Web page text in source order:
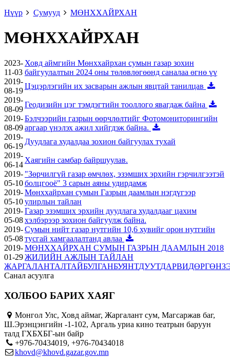
Нүүр
Сумууд МӨНХХАЙРХАН
МӨНХХАЙРХАН
2023-
11-03
Ховд аймгийн Мөнххайрхан сумын газар зохин
байгуулалтын 2024 оны төлөвлөгөөнд саналаа өгнө үү
2019-
08-19
Цэцэрлэгийн их засварын ажлын явцтай танилцав
2019-
08-09
Геодизийн цэг тэмдэгтийн тооллого явагдаж байна
2019-
08-09
Бэлчээрийн газрын өөрчлөлтийг Фотомониторингийн
аргаар үнэлэх ажил хийгдэж байна.
2019-
06-19
Дуудлага худалдаа зохион байгуулах тухай
2019-
06-14
Хаягийн самбар байршуулав.
2019-
05-10
"Зөрчилгүй газар өмчлөх, эзэмших эрхийн гэрчилгээтэй
болцгооё" 3 сарын аяны удирдамж
2019-
05-10
Мөнххайрхан сумын Газрын даамлын нэгдүгээр
улирлын тайлан
2019-
05-08
Газар эзэмших эрхийн дуудлага худалдааг цахим
хэлбэрээр зохион байгуулж байна.
2019-
05-08
Сумын нийт газар нутгийн 10,6 хувийг орон нутгийн
тусгай хамгаалалтанд авлаа
2019-
01-29
МӨНХХАЙРХАН СУМЫН ГАЗРЫН ДААМЛЫН 2018
ЖИЛИЙН АЖЛЫН ТАЙЛАН
ЖАРГАЛАНТАЛТАЙБУЛГАНБУЯНТДУУТДАРВИДӨРГӨН
Санал асуулга
ХОЛБОО БАРИХ ХАЯГ
Монгол Улс, Ховд аймаг, Жаргалант сум, Магсаржав баг,
Ш.Эрэнцэнгийн -1-102, Аргаль уриа кино театрын баруун
талд ГХБХБГ-ын байр
+976-70434019, +976-70434018
khovd@khovd.gazar.gov.mn